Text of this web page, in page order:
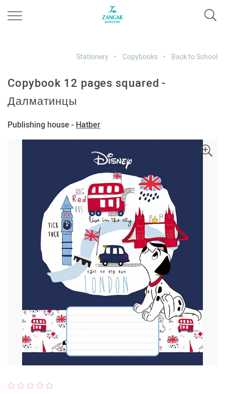
Stationery Copybooks Back to School
Copybook 12 pages squared -
Далматинцы
Publishing house - Hatber